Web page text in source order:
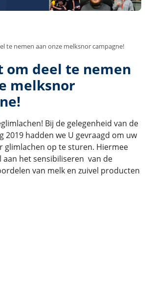
te nemen aan onze melksnor campagne!
om deel te nemen
melksnor
Bij de gelegenheid van de
2019 hadden we U gevraagd om uw
glimlachen op te sturen. Hiermee
aan het sensibiliseren van de
van melk en zuivel producten